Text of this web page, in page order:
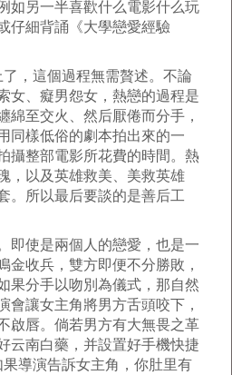
如另一半喜歡什么電影什么玩
仔細背誦《大學戀愛經驗
這個過程無需贅述。不論
女、癡男怨女，熱戀的過程是
綿至交火、然后厭倦而分手，
同樣低俗的劇本拍出來的一
攝整部電影所花費的時間。熱
，以及英雄救美、美救英雄
。所以最后要談的是善后工
使是兩個人的戀愛，也是一
金收兵，雙方即便不分勝敗，
果分手以吻別為儀式，那自然
會讓女主角將男方舌頭咬下，
啟唇。倘若男方有大無畏之革
云南白藥，并設置好手機快捷
導演告訴女主角，你肚里有